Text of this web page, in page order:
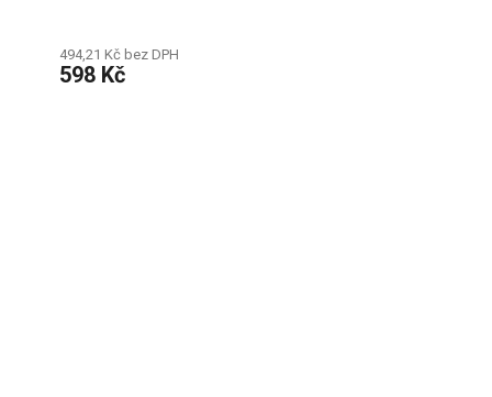
494,21 Kč bez DPH
598 Kč